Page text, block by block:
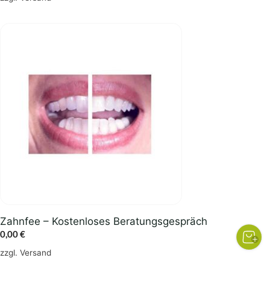
Zahnfee – Kostenloses Beratungsgespräch
0,00€
zzgl. Versand